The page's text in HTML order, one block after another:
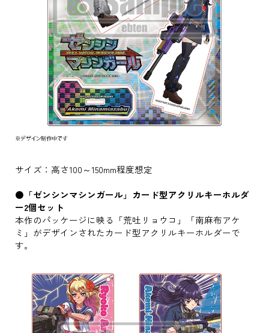
サイズ：高さ100～150mm程度想定
●「ゼンシンマシンガール」カード型アクリルキーホルダ
ー2個セット
本作のパッケージに映る「荒吐リョウコ」「南麻布アケ
ミ」がデザインされたカード型アクリルキーホルダーで
す。